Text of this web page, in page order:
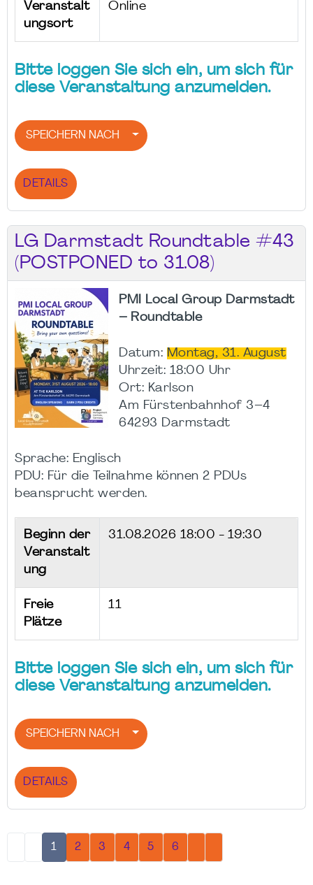
Veranstalt
ungsort
Online
Bitte loggen Sie sich ein, um sich für
diese Veranstaltung anzumelden.
SPEICHERN NACH
DETAILS
LG Darmstadt Roundtable #43
(POSTPONED to 31.08)
PMI Local Group Darmstadt
– Roundtable
Datum: Montag, 31. August
Uhrzeit: 18:00 Uhr
Ort: Karlson
Am Fürstenbahnhof 3–4
64293 Darmstadt
Sprache: Englisch
PDU: Für die Teilnahme können 2 PDUs
beansprucht werden.
Beginn der
Veranstalt
ung
31.08.2026 18:00 - 19:30
Freie
Plätze
11
Bitte loggen Sie sich ein, um sich für
diese Veranstaltung anzumelden.
SPEICHERN NACH
DETAILS
1 2 3 4 5 6